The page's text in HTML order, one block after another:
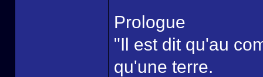
Prologue
"Il est dit qu'au
qu'une terre.